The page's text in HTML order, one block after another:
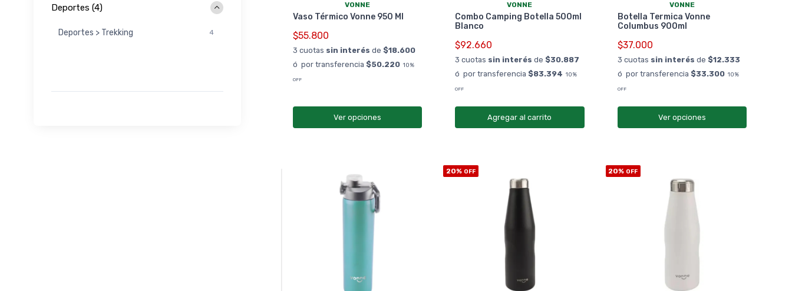
Deportes (4)
Deportes > Trekking 4
VONNE
Vaso Térmico Vonne 950 Ml
$55.800
3 cuotas sin interés de $18.600
ó por transferencia $50.220 10%
OFF
Ver opciones
VONNE
Combo Camping Botella 500ml
Blanco
$92.660
3 cuotas sin interés de$30.887
ó por transferencia$83.394 10%
OFF
Agregar al carrito
VONNE
Botella Termica Vonne
Columbus 900ml
$37.000
3 cuotas sin interés de $12.333
ó por transferencia $33.300 10%
OFF
Ver opciones
20% OFF 20% OFF